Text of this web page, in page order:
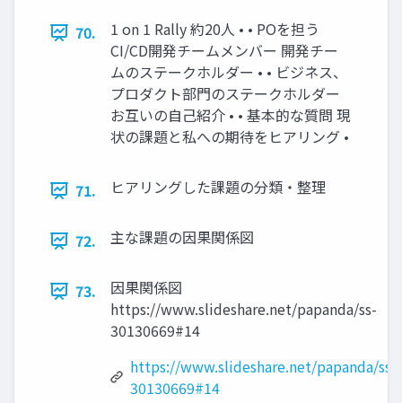
70.
1 on 1 Rally 約20人 • • POを担う
CI/CD開発チームメンバー 開発チー
ムのステークホルダー • • ビジネス、
プロダクト部門のステークホルダー
お互いの自己紹介 • • 基本的な質問 現
状の課題と私への期待をヒアリング •
71. ヒアリングした課題の分類・整理
72. 主な課題の因果関係図
73.
因果関係図
https://www.slideshare.net/papanda/ss-
30130669#14
https://www.slideshare.net/papanda/ss-
30130669#14